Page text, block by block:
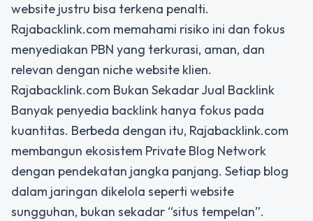
website justru bisa terkena penalti.
Rajabacklink.com memahami risiko ini dan fokus
menyediakan PBN yang terkurasi, aman, dan
relevan dengan niche website klien.
Rajabacklink.com Bukan Sekadar Jual Backlink
Banyak penyedia backlink hanya fokus pada
kuantitas. Berbeda dengan itu, Rajabacklink.com
membangun ekosistem Private Blog Network
dengan pendekatan jangka panjang. Setiap blog
dalam jaringan dikelola seperti website
sungguhan, bukan sekadar “situs tempelan”.